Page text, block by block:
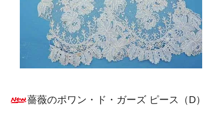
薔薇のポワン・ド・ガーズ ピース（D）